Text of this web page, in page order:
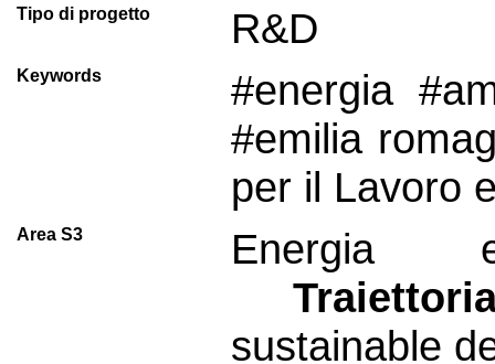
Tipo di progetto R&D
Keywords
#energia
#emilia
per il Lavoro
Area S3
Energia
sustainable